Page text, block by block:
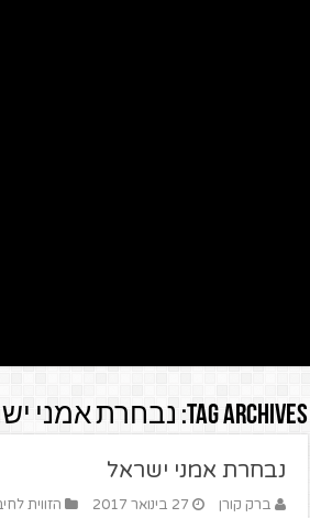
Tag Archives: נבחרת אמני
נבחרת אמני ישראל
ברק קורן 27 בינואר 2017 הזווית